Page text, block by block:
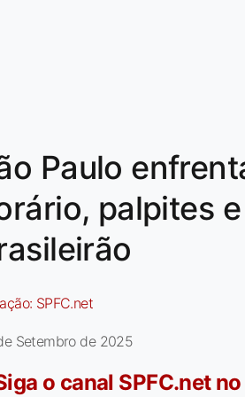
Paulo
palpites
SPFC.net
Setembro de 2025
o canal SPFC.net